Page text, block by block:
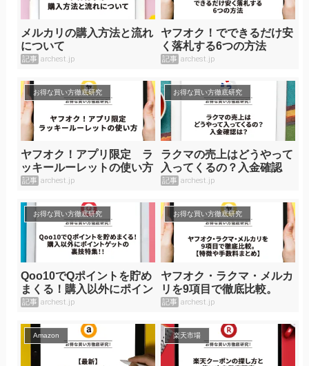
メルカリの購入方法と流れ
について
記事 archest.jp
ヤフオク！でできるだけ安
く落札する6つの方法
記事 archest.jp
お得な買い方徹底研究
ヤフオク！アプリ限定 ラ
ッキールーレットの使い方
記事 archest.jp
お得な買い方徹底研究
ラクマの売上はどうやって
入ってくるの？入金確認
は？
記事 archest.jp
お得な買い方徹底研究
Qoo10でQポイントを貯め
まくる！購入以外にポイン
トゲットの裏技特集！！
記事 archest.jp
お得な買い方徹底研究
ヤフオク・ラクマ・メルカ
リを9項目で徹底比較。
【特徴や手数料まとめ】
記事 archest.jp
Amazon 楽天市場